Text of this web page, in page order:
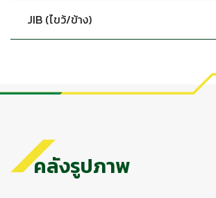
JIB (ไขว้/ข้าง)
คลังรูปภาพ